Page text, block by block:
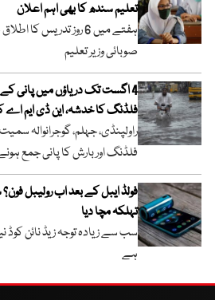
تعلیم سندھ کا بھی اہم اعلان
ہفتے میں 6 روز تدریس
صوبائی وزیر تعلیم
4 اگست تک دریاؤں میں پانی
فلڈنگ کا خدشہ، این ڈی ایم اے
راولپنڈی، جہلم، گوجرانوالہ
فلڈنگ اور بارش کا پانی جمع
فولڈ ایبل کے بعد اب رولیبل
تہلکہ مچا دیا
سب سے زیادہ توجہ زیڈ نائن
ہے